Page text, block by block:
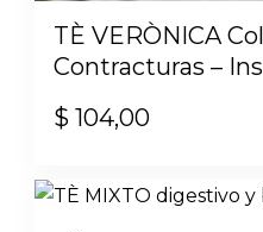
TÈ VERÒNICA
Contracturas –
$ 104,00